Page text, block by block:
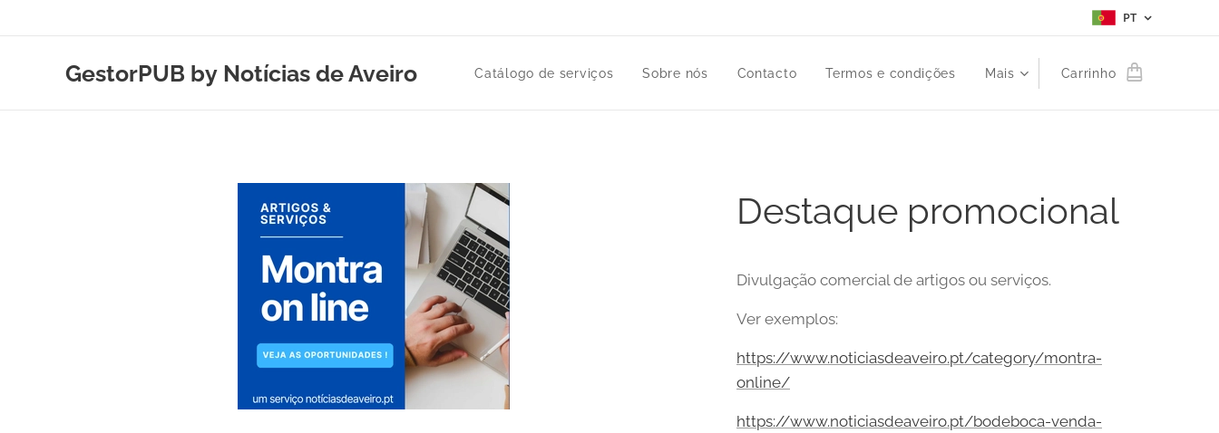
PT
GestorPUB by Notícias de Aveiro Catálogo de serviços Sobre nós Contacto Termos e condições Mais Carrinho
Destaque promocional
Divulgação comercial de artigos ou serviços.
Ver exemplos:
https://www.noticiasdeaveiro.pt/category/montra-
online/
https://www.noticiasdeaveiro.pt/bodeboca-venda-